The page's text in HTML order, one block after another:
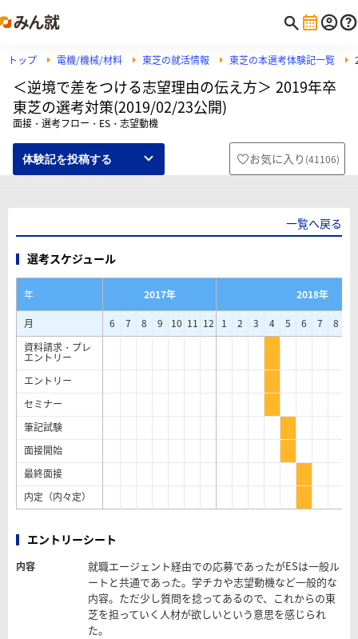
トップ 電機/機械/材料 東芝の就活情報 東芝の本選考体験記一覧
＜逆境で差をつける志望理由の伝え方＞ 2019年卒
東芝の選考対策(2019/02/23公開)
面接・選考フロー・ES・志望動機
体験記を投稿する お気に入り (41106)
一覧へ戻る
選考スケジュール
年 2017年
2018年
月
6 7 8 9 10 11 12 1 2 3 4 5 6 7 8
資料請求・プレ
エントリー
エントリー
セミナー
筆記試験
面接開始
最終面接
内定（内々定）
エントリーシート
内容
就職エージェント経由での応募であったがESは一般ル
ートと共通であった。学チカや志望動機など一般的な
内容。ただ少し質問を捻ってあるので、これからの東
芝を担っていく人材が欲しいという意思を感じられ
た。